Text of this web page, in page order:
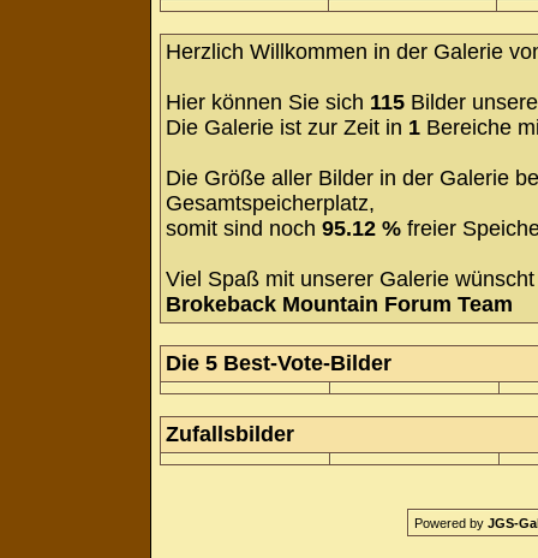
Herzlich Willkommen in der Galerie
Hier können Sie sich 115 Bilder
Die Galerie ist zur Zeit in 1 Bereiche
Die Größe aller Bilder in der Galerie
Gesamtspeicherplatz,
somit sind noch 95.12 % freier
Viel Spaß mit unserer Galerie
Brokeback Mountain Forum Team
Die 5 Best-Vote-Bilder
Zufallsbilder
Powered by JGS-